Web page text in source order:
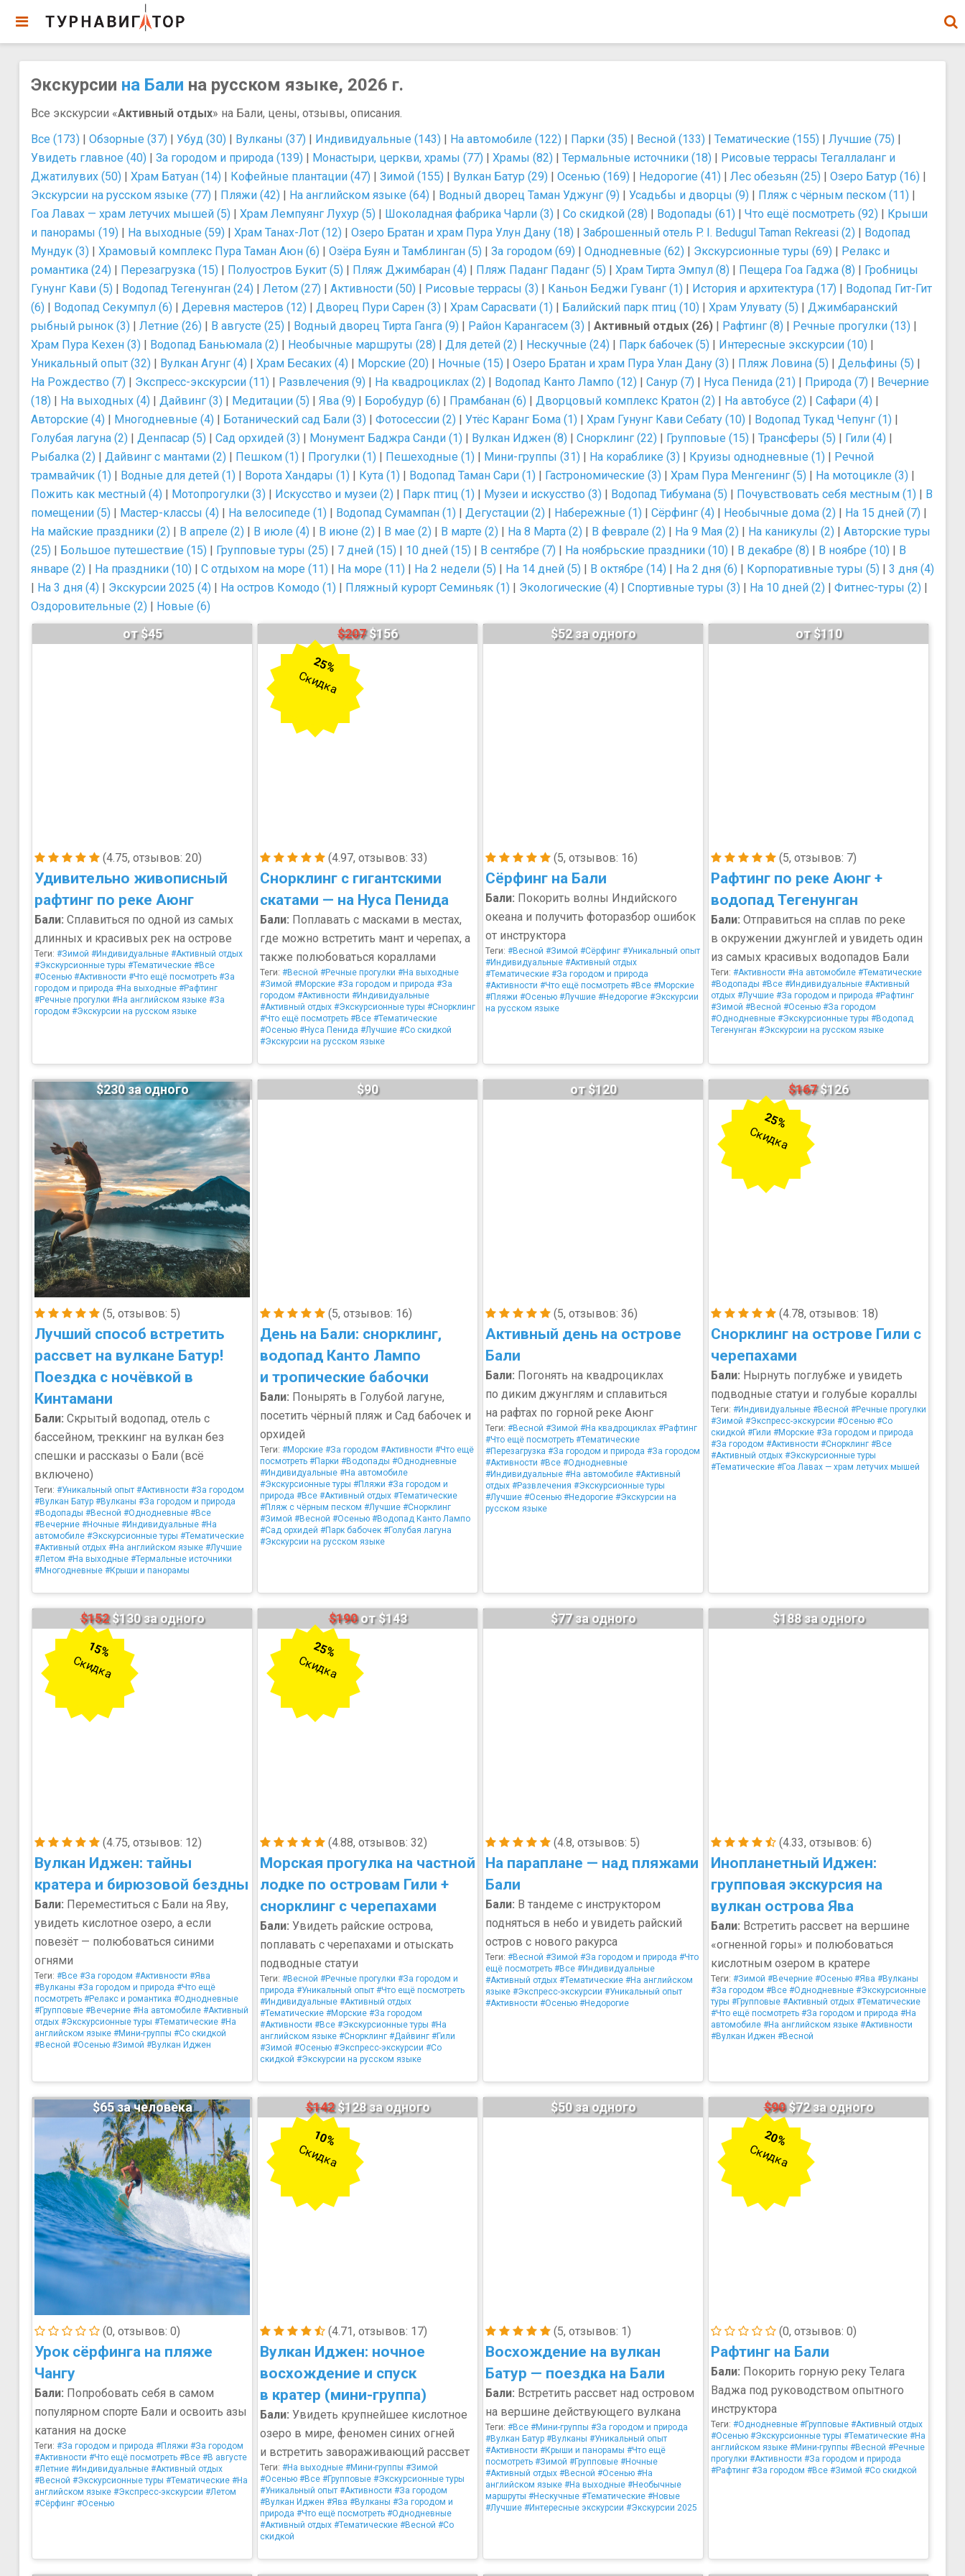
Экскурсии на Бали на русском языке, 2026 г.
Все экскурсии «Активный отдых» на Бали, цены, отзывы, описания.
Все (173) | Обзорные (37) | Убуд (30) | Вулканы (37) | Индивидуальные (143) | На автомобиле (122) | Парки (35) | Весной (133) | Тематические (155) | Лучшие (75) |
Увидеть главное (40) | За городом и природа (139) | Монастыри, церкви, храмы (77) | Храмы (82) | Термальные источники (18) | Рисовые террасы Тегаллаланг и
Джатилувих (50) | Храм Батуан (14) | Кофейные плантации (47) | Зимой (155) | Вулкан Батур (29) | Осенью (169) | Недорогие (41) | Лес обезьян (25) | Озеро Батур (16) |
Экскурсии на русском языке (77) | Пляжи (42) | На английском языке (64) | Водный дворец Таман Уджунг (9) | Усадьбы и дворцы (9) | Пляж с чёрным песком (11) |
Гоа Лавах — храм летучих мышей (5) | Храм Лемпуянг Лухур (5) | Шоколадная фабрика Чарли (3) | Со скидкой (28) | Водопады (61) | Что ещё посмотреть (92) | Крыши
и панорамы (19) | На выходные (59) | Храм Танах-Лот (12) | Озеро Братан и храм Пура Улун Дану (18) | Заброшенный отель P. I. Bedugul Taman Rekreasi (2) | Водопад
Мундук (3) | Храмовый комплекс Пура Таман Аюн (6) | Озёра Буян и Тамблинган (5) | За городом (69) | Однодневные (62) | Экскурсионные туры (69) | Релакс и
романтика (24) | Перезагрузка (15) | Полуостров Букит (5) | Пляж Джимбаран (4) | Пляж Паданг Паданг (5) | Храм Тирта Эмпул (8) | Пещера Гоа Гаджа (8) | Гробницы
Гунунг Кави (5) | Водопад Тегенунган (24) | Летом (27) | Активности (50) | Рисовые террасы (3) | Каньон Беджи Гуванг (1) | История и архитектура (17) | Водопад Гит-Гит
(6) | Водопад Секумпул (6) | Деревня мастеров (12) | Дворец Пури Сарен (3) | Храм Сарасвати (1) | Балийский парк птиц (10) | Храм Улувату (5) | Джимбаранский
рыбный рынок (3) | Летние (26) | В августе (25) | Водный дворец Тирта Ганга (9) | Район Карангасем (3) | Активный отдых (26) | Рафтинг (8) | Речные прогулки (13) |
Храм Пура Кехен (3) | Водопад Баньюмала (2) | Необычные маршруты (28) | Для детей (2) | Нескучные (24) | Парк бабочек (5) | Интересные экскурсии (10) |
Уникальный опыт (32) | Вулкан Агунг (4) | Храм Бесаких (4) | Морские (20) | Ночные (15) | Озеро Братан и храм Пура Улан Дану (3) | Пляж Ловина (5) | Дельфины (5) |
На Рождество (7) | Экспресс-экскурсии (11) | Развлечения (9) | На квадроциклах (2) | Водопад Канто Лампо (12) | Санур (7) | Нуса Пенида (21) | Природа (7) | Вечерние
(18) | На выходных (4) | Дайвинг (3) | Медитации (5) | Ява (9) | Боробудур (6) | Прамбанан (6) | Дворцовый комплекс Кратон (2) | На автобусе (2) | Сафари (4) |
Авторские (4) | Многодневные (4) | Ботанический сад Бали (3) | Фотосессии (2) | Утёс Каранг Бома (1) | Храм Гунунг Кави Себату (10) | Водопад Тукад Чепунг (1) |
Голубая лагуна (2) | Денпасар (5) | Сад орхидей (3) | Монумент Баджра Санди (1) | Вулкан Иджен (8) | Снорклинг (22) | Групповые (15) | Трансферы (5) | Гили (4) |
Рыбалка (2) | Дайвинг с мантами (2) | Пешком (1) | Прогулки (1) | Пешеходные (1) | Мини-группы (31) | На кораблике (3) | Круизы однодневные (1) | Речной
трамвайчик (1) | Водные для детей (1) | Ворота Хандары (1) | Кута (1) | Водопад Таман Сари (1) | Гастрономические (3) | Храм Пура Менгенинг (5) | На мотоцикле (3) |
Пожить как местный (4) | Мотопрогулки (3) | Искусство и музеи (2) | Парк птиц (1) | Музеи и искусство (3) | Водопад Тибумана (5) | Почувствовать себя местным (1) | В
помещении (5) | Мастер-классы (4) | На велосипеде (1) | Водопад Сумампан (1) | Дегустации (2) | Набережные (1) | Сёрфинг (4) | Необычные дома (2) | На 15 дней (7) |
На майские праздники (2) | В апреле (2) | В июле (4) | В июне (2) | В мае (2) | В марте (2) | На 8 Марта (2) | В феврале (2) | На 9 Мая (2) | На каникулы (2) | Авторские туры
(25) | Большое путешествие (15) | Групповые туры (25) | 7 дней (15) | 10 дней (15) | В сентябре (7) | На ноябрьские праздники (10) | В декабре (8) | В ноябре (10) | В
январе (2) | На праздники (10) | С отдыхом на море (11) | На море (11) | На 2 недели (5) | На 14 дней (5) | В октябре (14) | На 2 дня (6) | Корпоративные туры (5) | 3 дня (4)
| На 3 дня (4) | Экскурсии 2025 (4) | На остров Комодо (1) | Пляжный курорт Семиньяк (1) | Экологические (4) | Спортивные туры (3) | На 10 дней (2) | Фитнес-туры (2) |
Оздоровительные (2) | Новые (6)
(4.75, отзывов: 20)
Удивительно живописный
рафтинг по реке Аюнг
от $45
Бали: Сплавиться по одной из самых
длинных и красивых рек на острове
Теги: #Зимой #Индивидуальные #Активный отдых
#Экскурсионные туры #Тематические #Все
#Осенью #Активности #Что ещё посмотреть #За
городом и природа #На выходные #Рафтинг
#Речные прогулки #На английском языке #За
городом #Экскурсии на русском языке
(4.97, отзывов: 33)
Снорклинг с гигантскими
скатами — на Нуса Пенида
$207$156
25%
Скидка
Бали: Поплавать с масками в местах,
где можно встретить мант и черепах, а
также полюбоваться кораллами
Теги: #Весной #Речные прогулки #На выходные
#Зимой #Морские #За городом и природа #За
городом #Активности #Индивидуальные
#Активный отдых #Экскурсионные туры #Снорклинг
#Что ещё посмотреть #Все #Тематические
#Осенью #Нуса Пенида #Лучшие #Со скидкой
#Экскурсии на русском языке
(5, отзывов: 16)
Сёрфинг на Бали
$52 за одного
Бали: Покорить волны Индийского
океана и получить фоторазбор ошибок
от инструктора
Теги: #Весной #Зимой #Сёрфинг #Уникальный опыт
#Индивидуальные #Активный отдых
#Тематические #За городом и природа
#Активности #Что ещё посмотреть #Все #Морские
#Пляжи #Осенью #Лучшие #Недорогие #Экскурсии
на русском языке
(5, отзывов: 7)
Рафтинг по реке Аюнг +
водопад Тегенунган
от $110
Бали: Отправиться на сплав по реке
в окружении джунглей и увидеть один
из самых красивых водопадов Бали
Теги: #Активности #На автомобиле #Тематические
#Водопады #Все #Индивидуальные #Активный
отдых #Лучшие #За городом и природа #Рафтинг
#Зимой #Весной #Осенью #За городом
#Однодневные #Экскурсионные туры #Водопад
Тегенунган #Экскурсии на русском языке
(5, отзывов: 5)
Лучший способ встретить
рассвет на вулкане Батур!
Поездка с ночёвкой в
Кинтамани
$230 за одного
Бали: Скрытый водопад, отель с
бассейном, треккинг на вулкан без
спешки и рассказы о Бали (всё
включено)
Теги: #Уникальный опыт #Активности #За городом
#Вулкан Батур #Вулканы #За городом и природа
#Водопады #Весной #Однодневные #Все
#Вечерние #Ночные #Индивидуальные #На
автомобиле #Экскурсионные туры #Тематические
#Активный отдых #На английском языке #Лучшие
#Летом #На выходные #Термальные источники
#Многодневные #Крыши и панорамы
(5, отзывов: 16)
День на Бали: снорклинг,
водопад Канто Лампо
и тропические бабочки
$90
Бали: Понырять в Голубой лагуне,
посетить чёрный пляж и Сад бабочек и
орхидей
Теги: #Морские #За городом #Активности #Что ещё
посмотреть #Парки #Водопады #Однодневные
#Индивидуальные #На автомобиле
#Экскурсионные туры #Пляжи #За городом и
природа #Все #Активный отдых #Тематические
#Пляж с чёрным песком #Лучшие #Снорклинг
#Зимой #Весной #Осенью #Водопад Канто Лампо
#Сад орхидей #Парк бабочек #Голубая лагуна
#Экскурсии на русском языке
(5, отзывов: 36)
Активный день на острове
Бали
от $120
Бали: Погонять на квадроциклах
по диким джунглям и сплавиться
на рафтах по горной реке Аюнг
Теги: #Весной #Зимой #На квадроциклах #Рафтинг
#Что ещё посмотреть #Тематические
#Перезагрузка #За городом и природа #За городом
#Активности #Все #Однодневные
#Индивидуальные #На автомобиле #Активный
отдых #Развлечения #Экскурсионные туры
#Лучшие #Осенью #Недорогие #Экскурсии на
русском языке
(4.78, отзывов: 18)
Снорклинг на острове Гили с
черепахами
$167$126
25%
Скидка
Бали: Нырнуть поглубже и увидеть
подводные статуи и голубые кораллы
Теги: #Индивидуальные #Весной #Речные прогулки
#Зимой #Экспресс-экскурсии #Осенью #Со
скидкой #Гили #Морские #За городом и природа
#За городом #Активности #Снорклинг #Все
#Активный отдых #Экскурсионные туры
#Тематические #Гоа Лавах — храм летучих мышей
(4.75, отзывов: 12)
Вулкан Иджен: тайны
кратера и бирюзовой бездны
$152$130 за одного
15%
Скидка
Бали: Переместиться с Бали на Яву,
увидеть кислотное озеро, а если
повезёт — полюбоваться синими
огнями
Теги: #Все #За городом #Активности #Ява
#Вулканы #За городом и природа #Что ещё
посмотреть #Релакс и романтика #Однодневные
#Групповые #Вечерние #На автомобиле #Активный
отдых #Экскурсионные туры #Тематические #На
английском языке #Мини-группы #Со скидкой
#Весной #Осенью #Зимой #Вулкан Иджен
(4.88, отзывов: 32)
Морская прогулка на частной
лодке по островам Гили +
снорклинг с черепахами
$190от $143
25%
Скидка
Бали: Увидеть райские острова,
поплавать с черепахами и отыскать
подводные статуи
Теги: #Весной #Речные прогулки #За городом и
природа #Уникальный опыт #Что ещё посмотреть
#Индивидуальные #Активный отдых
#Тематические #Морские #За городом
#Активности #Все #Экскурсионные туры #На
английском языке #Снорклинг #Дайвинг #Гили
#Зимой #Осенью #Экспресс-экскурсии #Со
скидкой #Экскурсии на русском языке
(4.8, отзывов: 5)
На параплане — над пляжами
Бали
$77 за одного
Бали: В тандеме с инструктором
подняться в небо и увидеть райский
остров с нового ракурса
Теги: #Весной #Зимой #За городом и природа #Что
ещё посмотреть #Все #Индивидуальные
#Активный отдых #Тематические #На английском
языке #Экспресс-экскурсии #Уникальный опыт
#Активности #Осенью #Недорогие
(4.33, отзывов: 6)
Инопланетный Иджен:
групповая экскурсия на
вулкан острова Ява
$188 за одного
Бали: Встретить рассвет на вершине
«огненной горы» и полюбоваться
кислотным озером в кратере
Теги: #Зимой #Вечерние #Осенью #Ява #Вулканы
#За городом #Все #Однодневные #Экскурсионные
туры #Групповые #Активный отдых #Тематические
#Что ещё посмотреть #За городом и природа #На
автомобиле #На английском языке #Активности
#Вулкан Иджен #Весной
(0, отзывов: 0)
Урок сёрфинга на пляже
Чангу
$65 за человека
Бали: Попробовать себя в самом
популярном спорте Бали и освоить азы
катания на доске
Теги: #За городом и природа #Пляжи #За городом
#Активности #Что ещё посмотреть #Все #В августе
#Летние #Индивидуальные #Активный отдых
#Весной #Экскурсионные туры #Тематические #На
английском языке #Экспресс-экскурсии #Летом
#Сёрфинг #Осенью
(4.71, отзывов: 17)
Вулкан Иджен: ночное
восхождение и спуск
в кратер (мини-группа)
$142$128 за одного
10%
Скидка
Бали: Увидеть крупнейшее кислотное
озеро в мире, феномен синих огней
и встретить завораживающий рассвет
Теги: #На выходные #Мини-группы #Зимой
#Осенью #Все #Групповые #Экскурсионные туры
#Уникальный опыт #Активности #За городом
#Вулкан Иджен #Ява #Вулканы #За городом и
природа #Что ещё посмотреть #Однодневные
#Активный отдых #Тематические #Весной #Со
скидкой
(5, отзывов: 1)
Восхождение на вулкан
Батур — поездка на Бали
$50 за одного
Бали: Встретить рассвет над островом
на вершине действующего вулкана
Теги: #Все #Мини-группы #За городом и природа
#Вулкан Батур #Вулканы #Уникальный опыт
#Активности #Крыши и панорамы #Что ещё
посмотреть #Зимой #Групповые #Ночные
#Активный отдых #Весной #Осенью #На
английском языке #На выходные #Необычные
маршруты #Нескучные #Тематические #Новые
#Лучшие #Интересные экскурсии #Экскурсии 2025
(0, отзывов: 0)
Рафтинг на Бали
$90$72 за одного
20%
Скидка
Бали: Покорить горную реку Телага
Ваджа под руководством опытного
инструктора
Теги: #Однодневные #Групповые #Активный отдых
#Осенью #Экскурсионные туры #Тематические #На
английском языке #Мини-группы #Весной #Речные
прогулки #Активности #За городом и природа
#Рафтинг #За городом #Все #Зимой #Со скидкой